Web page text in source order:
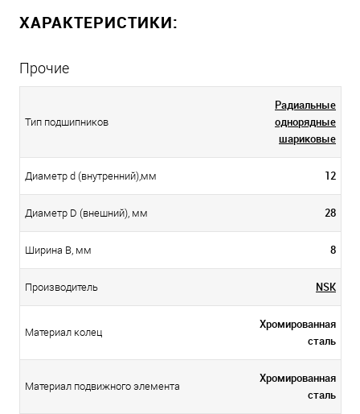
ХАРАКТЕРИСТИКИ:
Прочие
Тип подшипников
Радиальные
однорядные
шариковые
Диаметр d (внутренний),мм 12
Диаметр D (внешний), мм 28
Ширина B, мм 8
Производитель NSK
Материал колец
Хромированная
сталь
Материал подвижного элемента
Хромированная
сталь